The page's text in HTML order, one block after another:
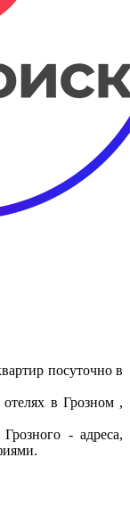
посуточно в
в Грозном ,
- адреса,